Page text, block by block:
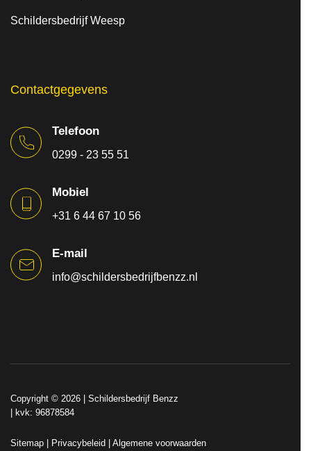
Schildersbedrijf Weesp
Contactgegevens
Telefoon
0299 - 23 55 51
Mobiel
+31 6 44 67 10 56
E-mail
info@schildersbedrijfbenzz.nl
Copyright © 2026 | Schildersbedrijf Benzz
| kvk: 96878584
Sitemap Privacybeleid Algemene voorwaarden